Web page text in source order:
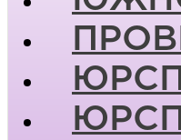
ЮРСП